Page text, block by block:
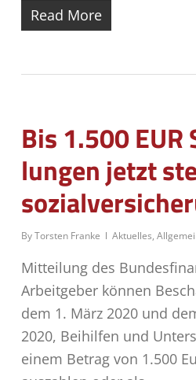
Read More
Bis 1.500
lun­gen jetzt
ByTorsten Franke Aktuelles,
Mitteilung des
Arbeitgeber können
dem 1. März 2020 und
2020, Beihilfen und
einem Betrag von 1.500